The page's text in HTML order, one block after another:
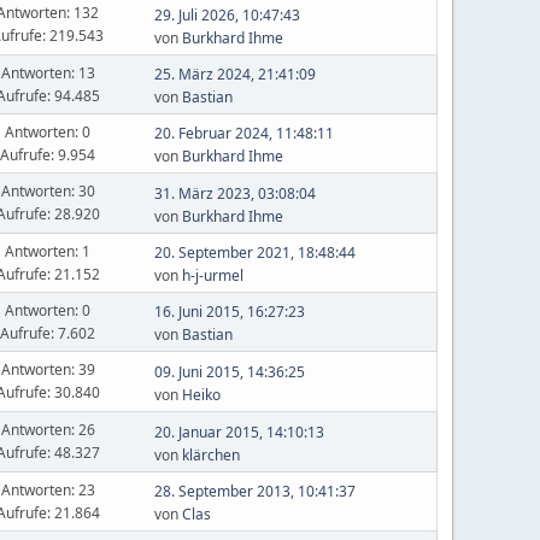
132
219.543
29. Juli 2026, 10:47:43
von Burkhard Ihme
Antworten: 13
94.485
25. März 2024, 21:41:09
von Bastian
Antworten: 0
Aufrufe: 9.954
20. Februar 2024, 11:48:11
von Burkhard Ihme
Antworten: 30
28.920
31. März 2023, 03:08:04
von Burkhard Ihme
Antworten: 1
21.152
20. September 2021, 18:48:44
von h-j-urmel
Antworten: 0
Aufrufe: 7.602
16. Juni 2015, 16:27:23
von Bastian
Antworten: 39
30.840
09. Juni 2015, 14:36:25
von Heiko
Antworten: 26
48.327
20. Januar 2015, 14:10:13
von klärchen
Antworten: 23
21.864
28. September 2013, 10:41:37
vonClas